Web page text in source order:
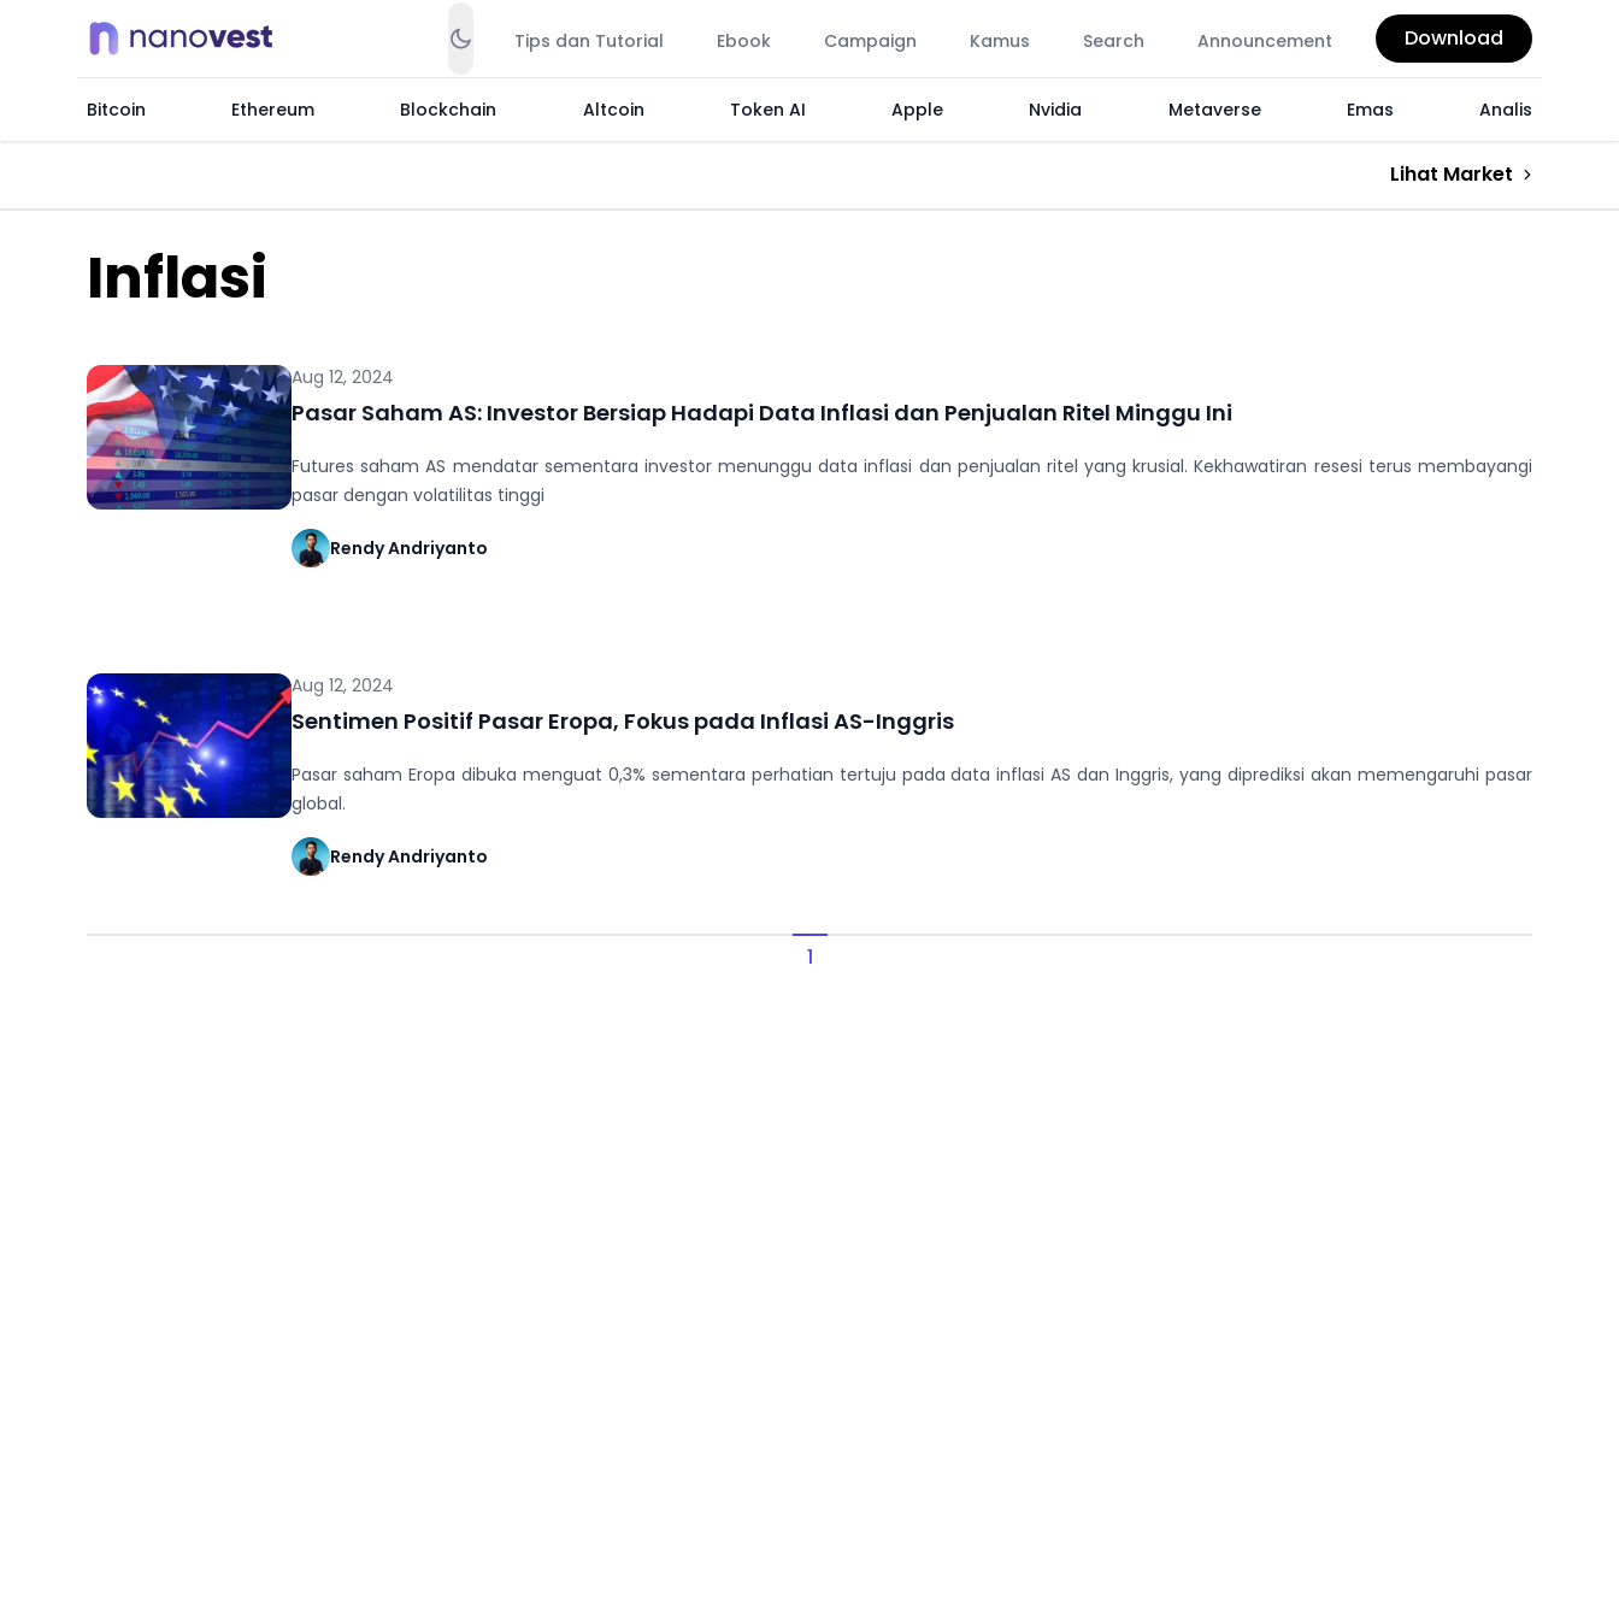
Tips dan Tutorial Ebook Campaign Kamus Search Announcement Download
Bitcoin Ethereum Blockchain Altcoin Token AI Apple Nvidia Metaverse Emas Analis
Lihat Market
Inflasi
Aug 12, 2024
Pasar Saham AS: Investor Bersiap Hadapi Data Inflasi dan Penjualan Ritel Minggu Ini
Futures saham AS mendatar sementara investor menunggu data inflasi dan penjualan ritel yang krusial. Kekhawatiran resesi terus membayangi
pasar dengan volatilitas tinggi
Rendy Andriyanto
Aug 12, 2024
Sentimen Positif Pasar Eropa, Fokus pada Inflasi AS-Inggris
Pasar saham Eropa dibuka menguat 0,3% sementara perhatian tertuju pada data inflasi AS dan Inggris, yang diprediksi akan memengaruhi pasar
global.
Rendy Andriyanto
1